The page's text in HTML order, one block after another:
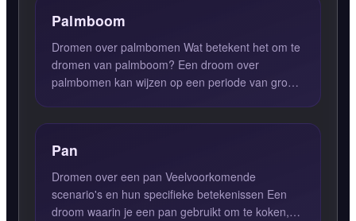
Palmboom
Dromen over palmbomen Wat betekent het om te
dromen van palmboom? Een droom over
palmbomen kan wijzen op een periode van groei
Pan
Dromen over een pan Veelvoorkomende
scenario's en hun specifieke betekenissen Een
droom waarin je een pan gebruikt om te koken,